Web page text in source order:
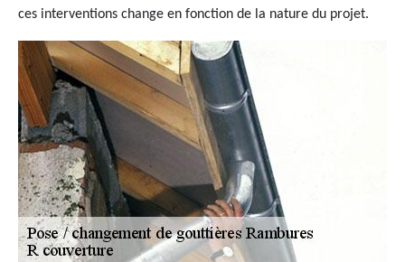
ces interventions change en fonction de la nature du projet.